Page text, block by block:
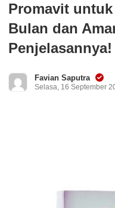
Promavit
Bulan dan
Penjelasannya!
Favian Saputra
Selasa, 16 September